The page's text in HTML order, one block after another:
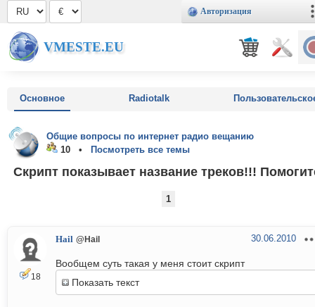
Авторизация
VMESTE.EU
Основное Radiotalk
Общие вопросы по интернет радио вещанию
10 •
Посмотреть все темы
Скрипт показывает название треков!!!
1
18
Hail @Hail 30.06.2010
Вообщем суть такая у меня стоит скрипт
Показать текст